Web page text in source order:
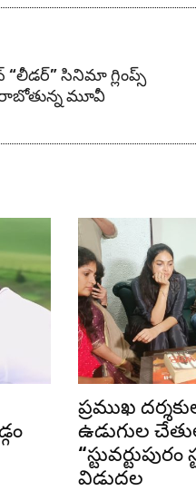
సినిమా గ్లింప్స్
రాబోతున్న మూవీ
ప్రముఖ
ఉడుగుల
విడుదల